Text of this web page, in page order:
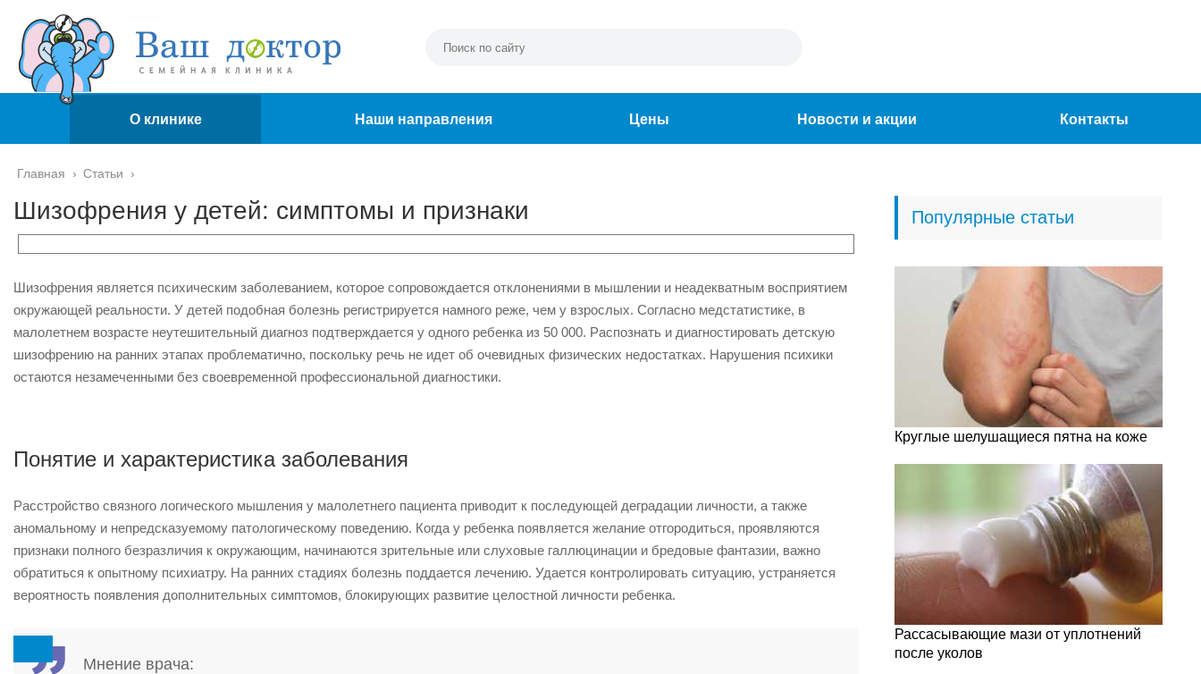
О клинике Наши направления Цены Новости и акции Контакты
Главная › Статьи ›
Шизофрения у детей: симптомы и признаки
Шизофрения является психическим заболеванием, которое сопровождается отклонениями в мышлении и неадекватным восприятием
окружающей реальности. У детей подобная болезнь регистрируется намного реже, чем у взрослых. Согласно медстатистике, в
малолетнем возрасте неутешительный диагноз подтверждается у одного ребенка из 50 000. Распознать и диагностировать детскую
шизофрению на ранних этапах проблематично, поскольку речь не идет об очевидных физических недостатках. Нарушения психики
остаются незамеченными без своевременной профессиональной диагностики.
Понятие и характеристика заболевания
Расстройство связного логического мышления у малолетнего пациента приводит к последующей деградации личности, а также
аномальному и непредсказуемому патологическому поведению. Когда у ребенка появляется желание отгородиться, проявляются
признаки полного безразличия к окружающим, начинаются зрительные или слуховые галлюцинации и бредовые фантазии, важно
обратиться к опытному психиатру. На ранних стадиях болезнь поддается лечению. Удается контролировать ситуацию, устраняется
вероятность появления дополнительных симптомов, блокирующих развитие целостной личности ребенка.
Мнение врача:
Популярные статьи
Круглые шелушащиеся пятна на коже
Рассасывающие мази от уплотнений
после уколов